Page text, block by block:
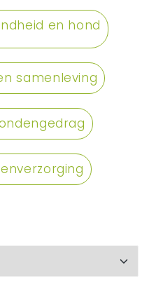
en hond
samenleving